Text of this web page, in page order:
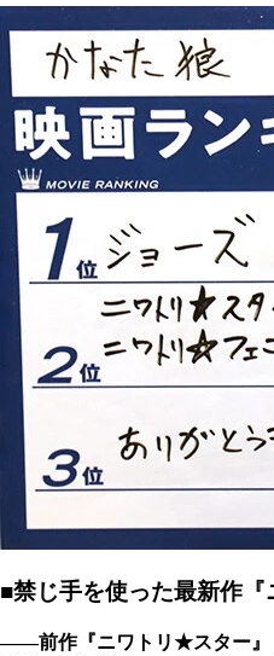
■禁じ手を使った最新作
――前作『ニワトリ★スター』